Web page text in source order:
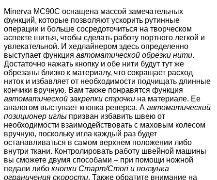
Minerva MC90C оснащена массой замечательных
функций, которые позволяют ускорить рутинные
операции и больше сосредоточиться на творческом
аспекте шитья, чтобы сделать работу портного легкой и
увлекательной. И хедлайнером здесь определенно
выступает функция автоматической обрезки нити.
Достаточно нажать кнопку и обе нити будут тут же
обрезаны близко к материалу, что сокращает расход
ниток и избавляет от необходимости подчищать длинные
кончики вручную. Вам также понравятся функция
автоматической закрепки строчки на материале. Ее
аналогом выступает кнопка реверса. А автоматический
позиционер иглы призван избавить швею от
необходимости взаимодействовать с маховым колесом
вручную, поскольку игла каждый раз будет
останавливаться в самом верхнем положении либо
внутри ткани. Контролировать работу швейной машины
вы сможете двумя способами – при помощи ножной
педали либо кнопки Старт/Стоп и ползунка
ограничения скорости. Также обратите внимание на